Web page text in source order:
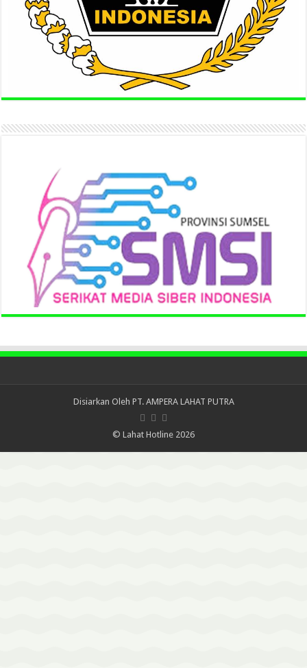
Disiarkan Oleh PT. AMPERA LAHAT PUTRA
© Lahat Hotline 2026